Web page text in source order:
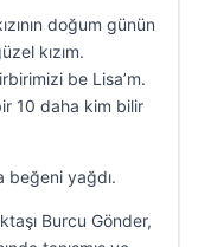
doğum günün
kızım.
be Lisa’m.
10 daha kim bilir
beğeni yağdı.
Burcu Gönder,